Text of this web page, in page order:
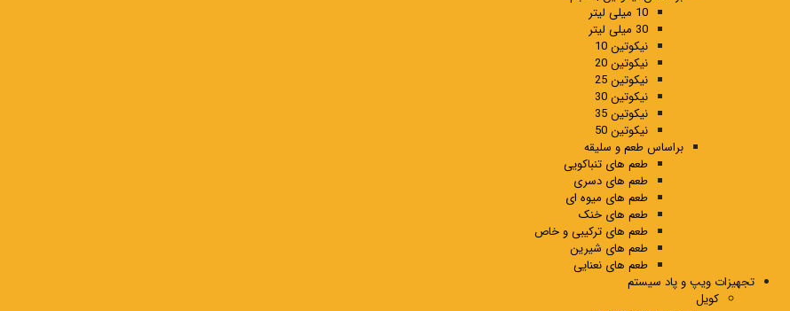
10 میلی لیتر
30 میلی لیتر
نیکوتین 10
نیکوتین 20
نیکوتین 25
نیکوتین 30
نیکوتین 35
نیکوتین 50
براساس طعم و سلیقه
طعم های تنباکویی
طعم های دسری
طعم های میوه ای
طعم های خنک
طعم های ترکیبی و خاص
طعم های شیرین
طعم های نعنایی
تجهیزات ویپ و پاد سیستم
کویل